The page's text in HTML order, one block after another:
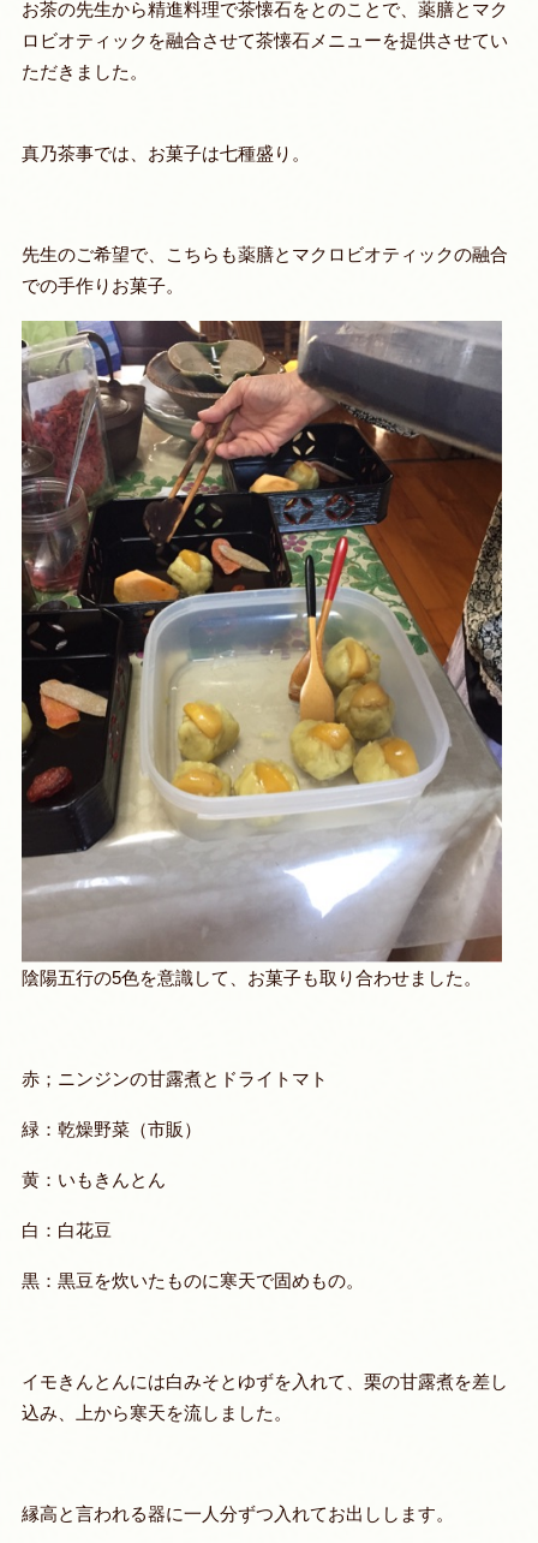
お茶の先生から精進料理で茶懐石をとのことで、薬膳とマク
ロビオティックを融合させて茶懐石メニューを提供させてい
ただきました。
真乃茶事では、お菓子は七種盛り。
先生のご希望で、こちらも薬膳とマクロビオティックの融合
での手作りお菓子。
陰陽五行の5色を意識して、お菓子も取り合わせました。
赤；ニンジンの甘露煮とドライトマト
緑：乾燥野菜（市販）
黄：いもきんとん
白：白花豆
黒：黒豆を炊いたものに寒天で固めもの。
イモきんとんには白みそとゆずを入れて、栗の甘露煮を差し
込み、上から寒天を流しました。
縁高と言われる器に一人分ずつ入れてお出しします。